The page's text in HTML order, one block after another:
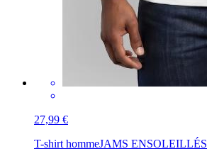
27,99 €
T-shirt hommeJAMS ENSOLEILLÉS